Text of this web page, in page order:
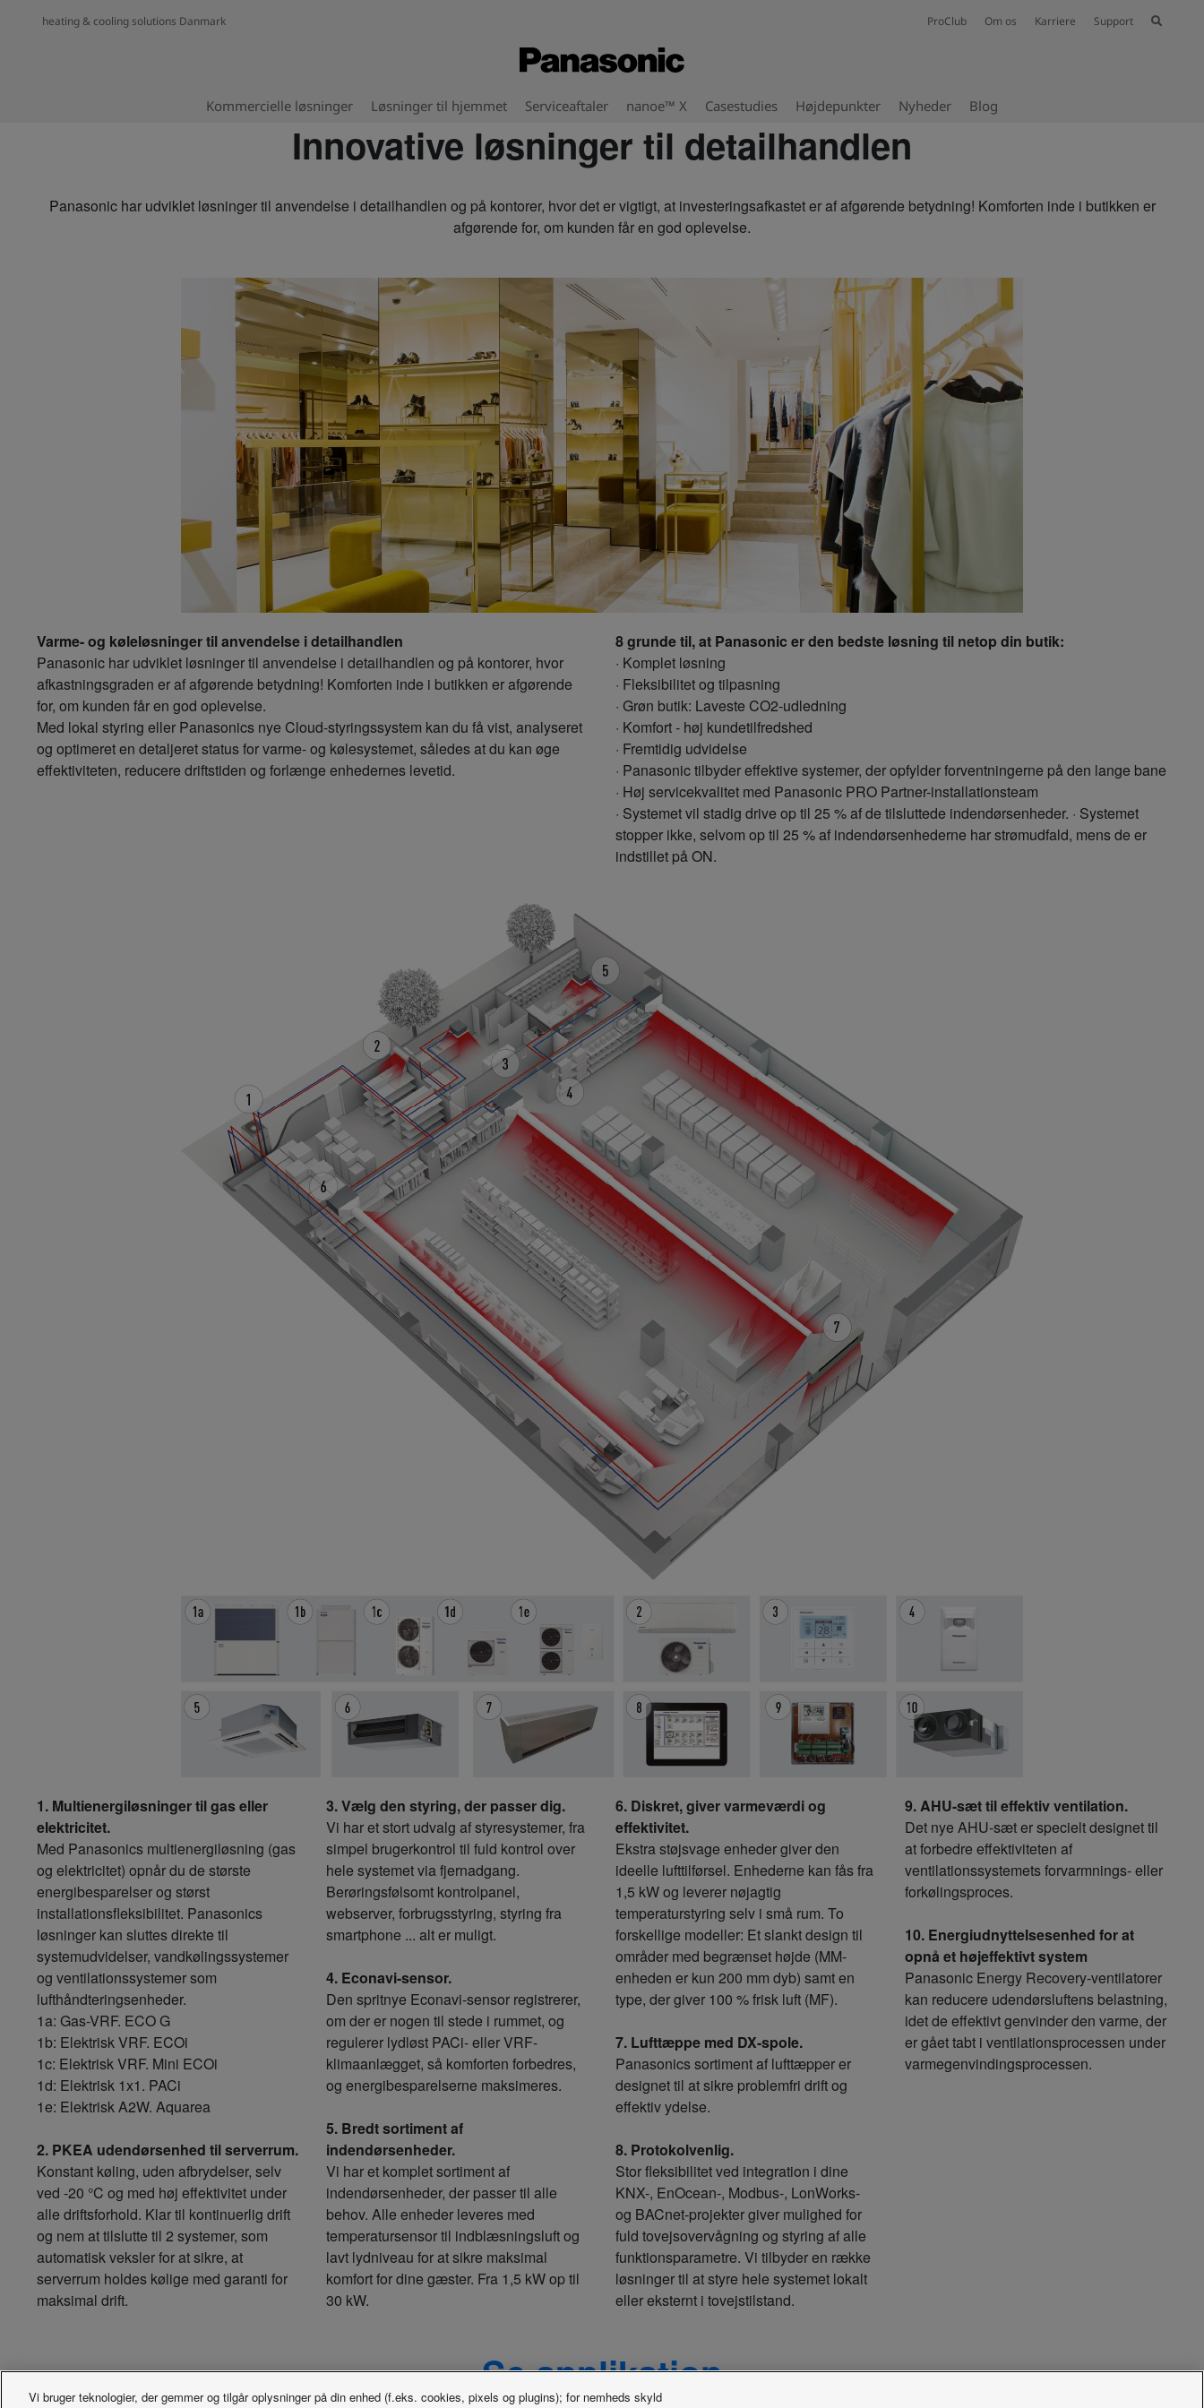
heating & cooling solutions Danmark ProClub Om os Karriere Support
Kommercielle løsninger Løsninger til hjemmet Serviceaftaler nanoe™ X Casestudies Højdepunkter Nyheder Blog
Innovative løsninger til detailhandlen
Panasonic har udviklet løsninger til anvendelse i detailhandlen og på kontorer, hvor det er vigtigt, at investeringsafkastet er af afgørende betydning! Komforten inde i butikken er
afgørende for, om kunden får en god oplevelse.
Varme- og køleløsninger til anvendelse i detailhandlen
Panasonic har udviklet løsninger til anvendelse i detailhandlen og på kontorer, hvor
afkastningsgraden er af afgørende betydning! Komforten inde i butikken er afgørende
for, om kunden får en god oplevelse.
Med lokal styring eller Panasonics nye Cloud-styringssystem kan du få vist, analyseret
og optimeret en detaljeret status for varme- og kølesystemet, således at du kan øge
effektiviteten, reducere driftstiden og forlænge enhedernes levetid.
8 grunde til, at Panasonic er den bedste løsning til netop din butik:
· Komplet løsning
· Fleksibilitet og tilpasning
· Grøn butik: Laveste CO2-udledning
· Komfort - høj kundetilfredshed
· Fremtidig udvidelse
· Panasonic tilbyder effektive systemer, der opfylder forventningerne på den lange bane
· Høj servicekvalitet med Panasonic PRO Partner-installationsteam
· Systemet vil stadig drive op til 25 % af de tilsluttede indendørsenheder. · Systemet
stopper ikke, selvom op til 25 % af indendørsenhederne har strømudfald, mens de er
indstillet på ON.
1. Multienergiløsninger til gas eller
elektricitet.
Med Panasonics multienergiløsning (gas
og elektricitet) opnår du de største
energibesparelser og størst
installationsfleksibilitet. Panasonics
løsninger kan sluttes direkte til
systemudvidelser, vandkølingssystemer
og ventilationssystemer som
lufthåndteringsenheder.
1a: Gas-VRF. ECO G
1b: Elektrisk VRF. ECOi
1c: Elektrisk VRF. Mini ECOi
1d: Elektrisk 1x1. PACi
1e: Elektrisk A2W. Aquarea
2. PKEA udendørsenhed til serverrum.
Konstant køling, uden afbrydelser, selv
ved -20 °C og med høj effektivitet under
alle driftsforhold. Klar til kontinuerlig drift
og nem at tilslutte til 2 systemer, som
automatisk veksler for at sikre, at
serverrum holdes kølige med garanti for
maksimal drift.
3. Vælg den styring, der passer dig.
Vi har et stort udvalg af styresystemer, fra
simpel brugerkontrol til fuld kontrol over
hele systemet via fjernadgang.
Berøringsfølsomt kontrolpanel,
webserver, forbrugsstyring, styring fra
smartphone ... alt er muligt.
4. Econavi-sensor.
Den spritnye Econavi-sensor registrerer,
om der er nogen til stede i rummet, og
regulerer lydløst PACi- eller VRF-
klimaanlægget, så komforten forbedres,
og energibesparelserne maksimeres.
5. Bredt sortiment af
indendørsenheder.
Vi har et komplet sortiment af
indendørsenheder, der passer til alle
behov. Alle enheder leveres med
temperatursensor til indblæsningsluft og
lavt lydniveau for at sikre maksimal
komfort for dine gæster. Fra 1,5 kW op til
30 kW.
6. Diskret, giver varmeværdi og
effektivitet.
Ekstra støjsvage enheder giver den
ideelle lufttilførsel. Enhederne kan fås fra
1,5 kW og leverer nøjagtig
temperaturstyring selv i små rum. To
forskellige modeller: Et slankt design til
områder med begrænset højde (MM-
enheden er kun 200 mm dyb) samt en
type, der giver 100 % frisk luft (MF).
7. Lufttæppe med DX-spole.
Panasonics sortiment af lufttæpper er
designet til at sikre problemfri drift og
effektiv ydelse.
8. Protokolvenlig.
Stor fleksibilitet ved integration i dine
KNX-, EnOcean-, Modbus-, LonWorks-
og BACnet-projekter giver mulighed for
fuld tovejsovervågning og styring af alle
funktionsparametre. Vi tilbyder en række
løsninger til at styre hele systemet lokalt
eller eksternt i tovejstilstand.
9. AHU-sæt til effektiv ventilation.
Det nye AHU-sæt er specielt designet til
at forbedre effektiviteten af
ventilationssystemets forvarmnings- eller
forkølingsproces.
10. Energiudnyttelsesenhed for at
opnå et højeffektivt system
Panasonic Energy Recovery-ventilatorer
kan reducere udendørsluftens belastning,
idet de effektivt genvinder den varme, der
er gået tabt i ventilationsprocessen under
varmegenvindingsprocessen.
Se applikation
Vi bruger teknologier, der gemmer og tilgår oplysninger på din enhed (f.eks. cookies, pixels og plugins); for nemheds skyld